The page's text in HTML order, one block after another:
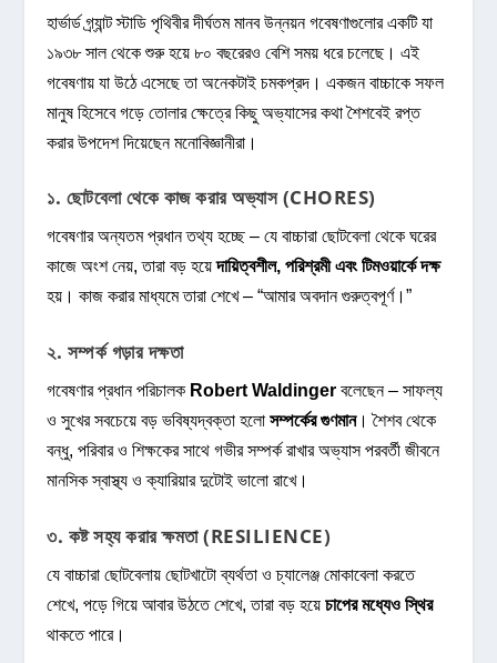
হার্ভার্ড গ্র্যান্ট স্টাডি পৃথিবীর দীর্ঘতম মানব উন্নয়ন গবেষণাগুলোর একটি যা
১৯৩৮ সাল থেকে শুরু হয়ে ৮০ বছরেরও বেশি সময় ধরে চলেছে। এই
গবেষণায় যা উঠে এসেছে তা অনেকটাই চমকপ্রদ। একজন বাচ্চাকে সফল
মানুষ হিসেবে গড়ে তোলার ক্ষেত্রে কিছু অভ্যাসের কথা শৈশবেই রপ্ত
করার উপদেশ দিয়েছেন মনোবিজ্ঞানীরা।
১. ছোটবেলা থেকে কাজ করার অভ্যাস (CHORES)
গবেষণার অন্যতম প্রধান তথ্য হচ্ছে – যে বাচ্চারা ছোটবেলা থেকে ঘরের
কাজে অংশ নেয়, তারা বড় হয়েদায়িত্বশীল, পরিশ্রমী এবং টিমওয়ার্কে দক্ষ
হয়। কাজ করার মাধ্যমে তারা শেখে – “আমার অবদান গুরুত্বপূর্ণ।”
২. সম্পর্ক গড়ার দক্ষতা
গবেষণার প্রধান পরিচালক Robert Waldinger বলেছেন – সাফল্য
ও সুখের সবচেয়ে বড় ভবিষ্যদ্বক্তা হলোসম্পর্কের গুণমান। শৈশব থেকে
বন্ধু, পরিবার ও শিক্ষকের সাথে গভীর সম্পর্ক রাখার অভ্যাস পরবর্তী জীবনে
মানসিক স্বাস্থ্য ও ক্যারিয়ার দুটোই ভালো রাখে।
৩. কষ্ট সহ্য করার ক্ষমতা (RESILIENCE)
যে বাচ্চারা ছোটবেলায় ছোটখাটো ব্যর্থতা ও চ্যালেঞ্জ মোকাবেলা করতে
শেখে, পড়ে গিয়ে আবার উঠতে শেখে, তারা বড় হয়েচাপের মধ্যেও স্থির
থাকতে পারে।